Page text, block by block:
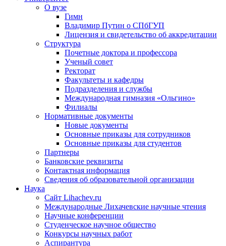
О вузе
Гимн
Владимир Путин о СПбГУП
Лицензия и свидетельство об аккредитации
Структура
Почетные доктора и профессора
Ученый совет
Ректорат
Факультеты и кафедры
Подразделения и службы
Международная гимназия «Ольгино»
Филиалы
Нормативные документы
Новые документы
Основные приказы для сотрудников
Основные приказы для студентов
Партнеры
Банковские реквизиты
Контактная информация
Сведения об образовательной организации
Наука
Сайт Lihachev.ru
Международные Лихачевские научные чтения
Научные конференции
Студенческое научное общество
Конкурсы научных работ
Аспирантура